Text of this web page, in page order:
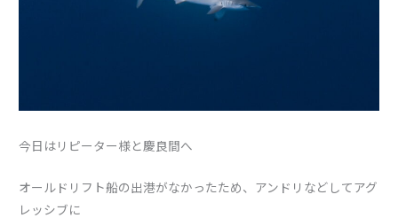
今日はリピーター様と慶良間へ
オールドリフト船の出港がなかったため、アンドリなどしてアグ
レッシブに